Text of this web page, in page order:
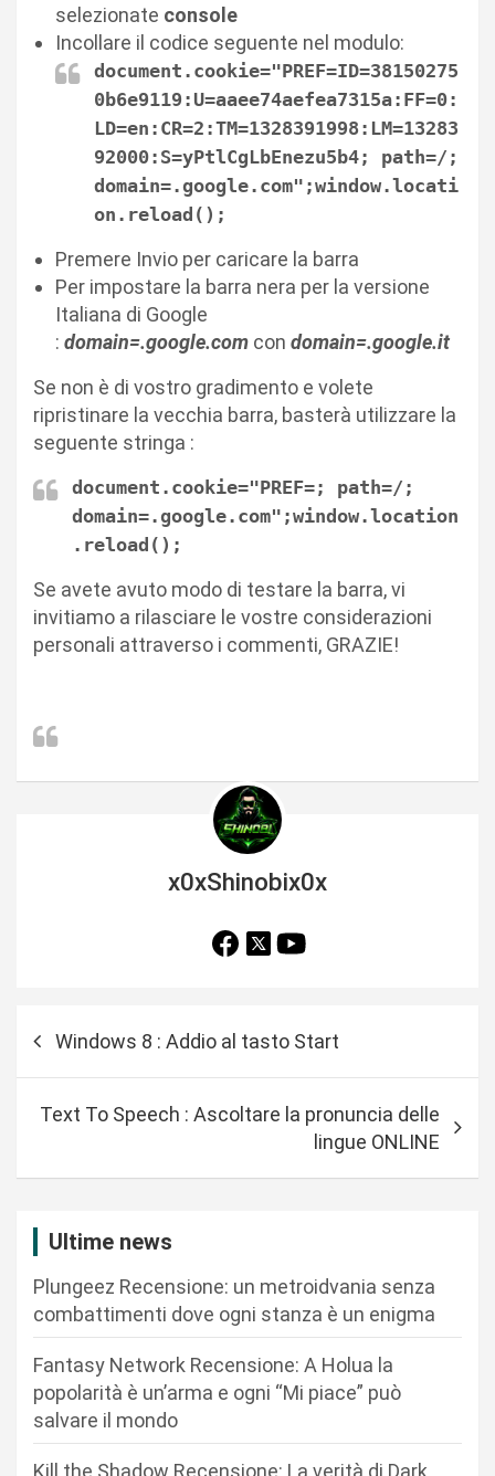
selezionate console
Incollare il codice seguente nel modulo:
document.cookie="PREF=ID=38150275
0b6e9119:U=aaee74aefea7315a:FF=0:
LD=en:CR=2:TM=1328391998:LM=13283
92000:S=yPtlCgLbEnezu5b4; path=/;
domain=.google.com";window.locati
on.reload();
Premere Invio per caricare la barra
Per impostare la barra nera per la versione
Italiana di Google
: domain=.google.com con domain=.google.it
Se non è di vostro gradimento e volete
ripristinare la vecchia barra, basterà utilizzare la
seguente stringa :
document.cookie="PREF=; path=/;
domain=.google.com";window.location
.reload();
Se avete avuto modo di testare la barra, vi
invitiamo a rilasciare le vostre considerazioni
personali attraverso i commenti, GRAZIE!
x0xShinobix0x
Windows 8 : Addio al tasto Start
Text To Speech : Ascoltare la pronuncia delle
lingue ONLINE
Ultime news
Plungeez Recensione: un metroidvania senza
combattimenti dove ogni stanza è un enigma
Fantasy Network Recensione: A Holua la
popolarità è un’arma e ogni “Mi piace” può
salvare il mondo
Kill the Shadow Recensione: La verità di Dark